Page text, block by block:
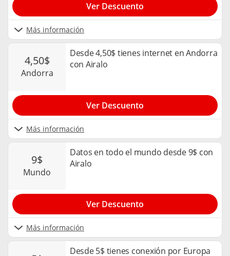
Más información
Ver Descuento
4,50$
andorra
Desde 4,50$ tienes internet en Andorra
con Airalo
Más información
Ver Descuento
9$
mundo
Datos en todo el mundo desde 9$ con
Airalo
Más información
Ver Descuento
Desde 5$ tienes conexión por Europa